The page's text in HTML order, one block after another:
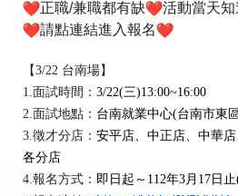
正職/兼職都有缺
活動當天
請點連結進入報名
【3/22 台南場】
1.面試時間： 3/22(三)13:00~16:00
2.面試地點： 台南就業中心(台南市東
3.徵才分店： 安平店、中正店、中華店
各分店
4.報名方式： 即日起～112年3月17日